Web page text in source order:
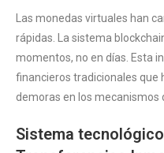
Las monedas virtuales han
rápidas. La sistema
momentos, no en días. Esta
financieros tradicionales que
demoras en los mecanismos
Sistema